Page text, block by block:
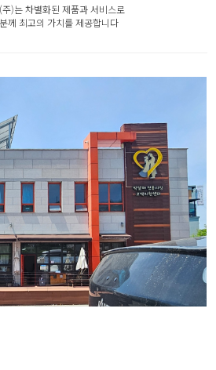
)는 차별화된 제품과 서비스로
께 최고의 가치를 제공합니다